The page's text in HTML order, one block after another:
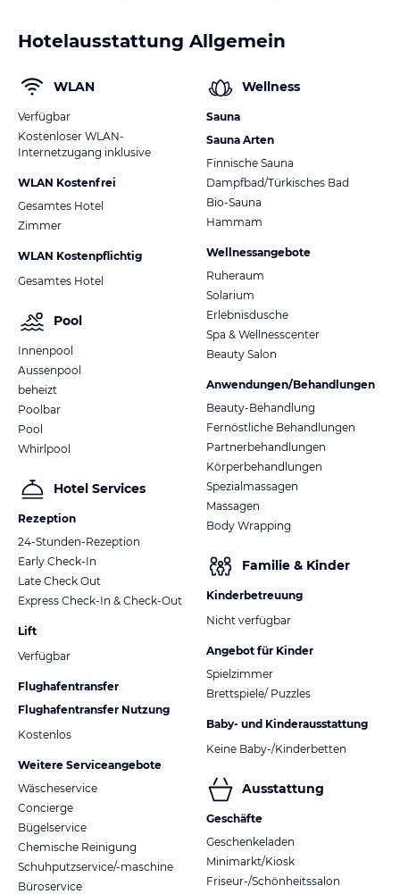
Hotelausstattung Allgemein
WLAN
Verfügbar
Kostenloser WLAN-
Internetzugang inklusive
WLAN Kostenfrei
Gesamtes Hotel
Zimmer
WLAN Kostenpflichtig
Gesamtes Hotel
Pool
Innenpool
Aussenpool
beheizt
Poolbar
Pool
Whirlpool
Hotel Services
Rezeption
24-Stunden-Rezeption
Early Check-In
Late Check Out
Express Check-In & Check-Out
Lift
Verfügbar
Flughafentransfer
Flughafentransfer Nutzung
Kostenlos
Weitere Serviceangebote
Wäscheservice
Concierge
Bügelservice
Chemische Reinigung
Schuhputzservice/-maschine
Büroservice
Wellness
Sauna
Sauna Arten
Finnische Sauna
Dampfbad/Türkisches Bad
Bio-Sauna
Hammam
Wellnessangebote
Ruheraum
Solarium
Erlebnisdusche
Spa & Wellnesscenter
Beauty Salon
Anwendungen/Behandlungen
Beauty-Behandlung
Fernöstliche Behandlungen
Partnerbehandlungen
Körperbehandlungen
Spezialmassagen
Massagen
Body Wrapping
Familie & Kinder
Kinderbetreuung
Nicht verfügbar
Angebot für Kinder
Spielzimmer
Brettspiele/ Puzzles
Baby- und Kinderausstattung
Keine Baby-/Kinderbetten
Ausstattung
Geschäfte
Geschenkeladen
Minimarkt/Kiosk
Friseur-/Schönheitssalon